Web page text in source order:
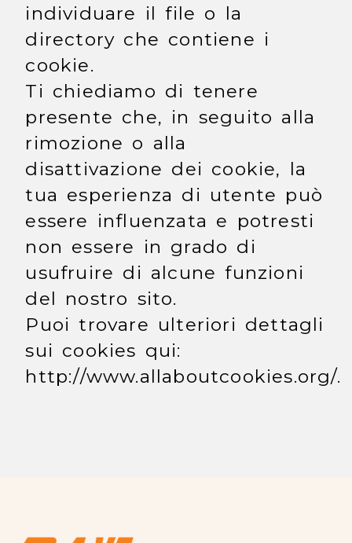
individuare il file o la
directory che contiene i
cookie.
Ti chiediamo di tenere
presente che, in seguito alla
rimozione o alla
disattivazione dei cookie, la
tua esperienza di utente può
essere influenzata e potresti
non essere in grado di
usufruire di alcune funzioni
del nostro sito.
Puoi trovare ulteriori dettagli
sui cookies qui:
http://www.allaboutcookies.org/.